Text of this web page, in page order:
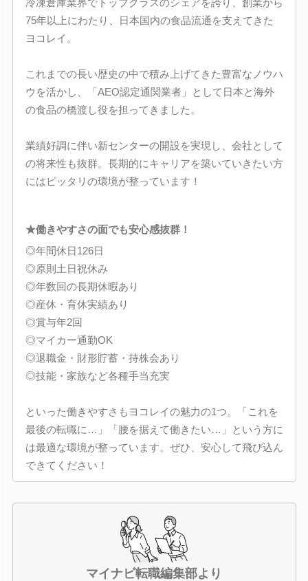
冷凍倉庫業界でトップクラスのシェアを誇り、創業から
75年以上にわたり、日本国内の食品流通を支えてきた
ヨコレイ。
これまでの長い歴史の中で積み上げてきた豊富なノウハ
ウを活かし、「AEO認定通関業者」として日本と海外
の食品の橋渡し役を担ってきました。
業績好調に伴い新センターの開設を実現し、会社として
の将来性も抜群。長期的にキャリアを築いていきたい方
にはピッタリの環境が整っています！
★働きやすさの面でも安心感抜群！
◎年間休日126日
◎原則土日祝休み
◎年数回の長期休暇あり
◎産休・育休実績あり
◎賞与年2回
◎マイカー通勤OK
◎退職金・財形貯蓄・持株会あり
◎技能・家族など各種手当充実
といった働きやすさもヨコレイの魅力の1つ。「これを
最後の転職に…」「腰を据えて働きたい…」という方に
は最適な環境が整っています。ぜひ、安心して飛び込ん
できてください！
マイナビ転職編集部より